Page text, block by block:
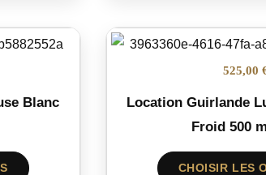
Blanc
525,00
Location Guirlande
Froid 500
CHOISIR LES